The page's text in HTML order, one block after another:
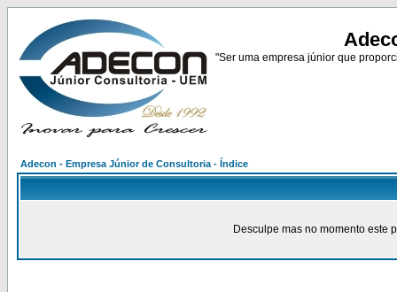
"Ser uma empresa júnior que
Adecon - Empresa Júnior de Consultoria - Índice
Desculpe mas no momento este